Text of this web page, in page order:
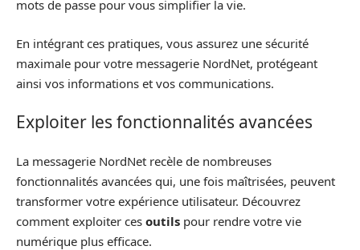
mots de passe pour vous simplifier la vie.
En intégrant ces pratiques, vous assurez une sécurité
maximale pour votre messagerie NordNet, protégeant
ainsi vos informations et vos communications.
Exploiter les fonctionnalités avancées
La messagerie NordNet recèle de nombreuses
fonctionnalités avancées qui, une fois maîtrisées, peuvent
transformer votre expérience utilisateur. Découvrez
comment exploiter ces outils pour rendre votre vie
numérique plus efficace.